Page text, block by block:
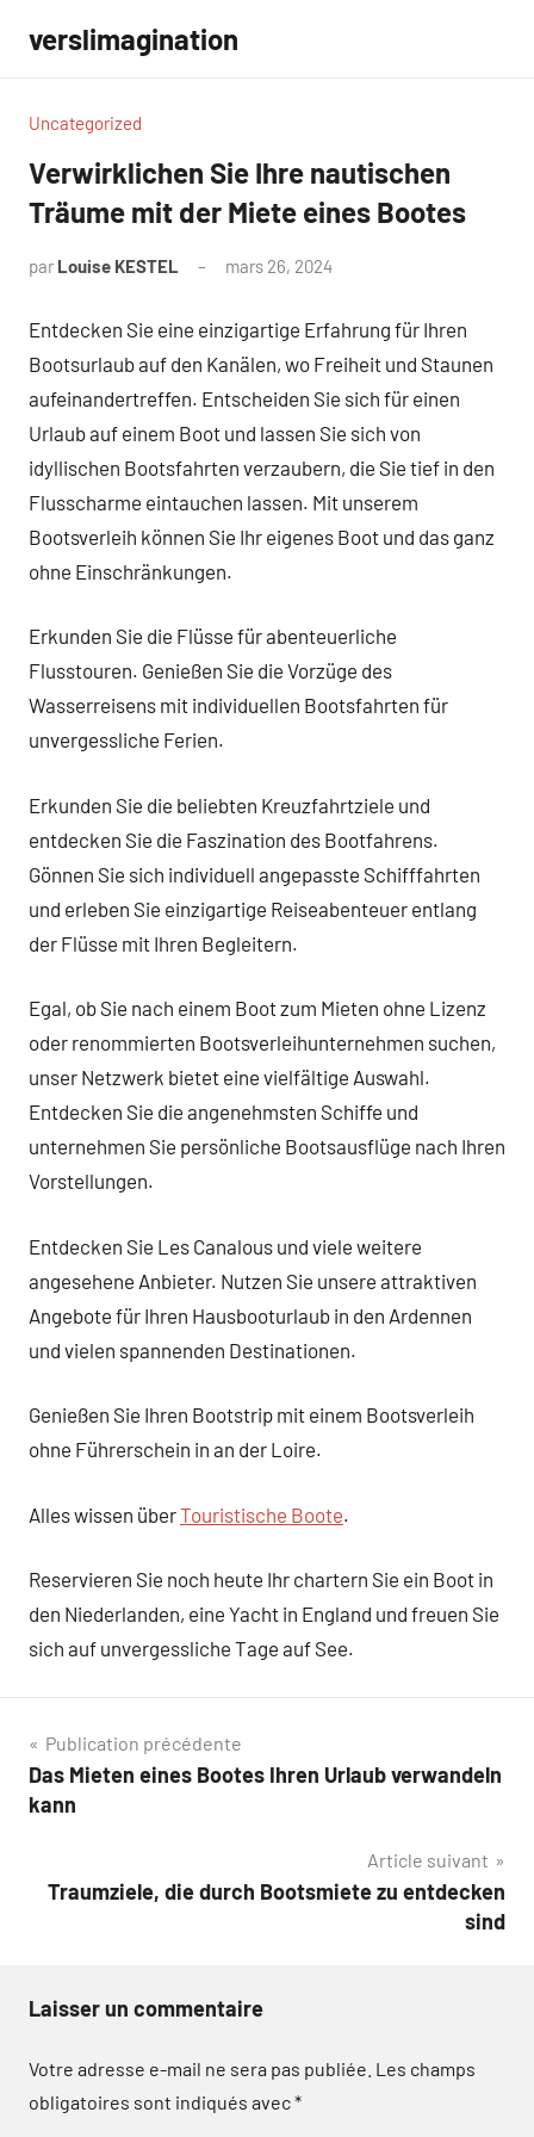
contenu
verslimagination
Uncategorized
Verwirklichen Sie Ihre nautischen
Träume mit der Miete eines Bootes
par Louise KESTEL mars 26, 2024
Entdecken Sie eine einzigartige Erfahrung für Ihren
Bootsurlaub auf den Kanälen, wo Freiheit und Staunen
aufeinandertreffen. Entscheiden Sie sich für einen
Urlaub auf einem Boot und lassen Sie sich von
idyllischen Bootsfahrten verzaubern, die Sie tief in den
Flusscharme eintauchen lassen. Mit unserem
Bootsverleih können Sie Ihr eigenes Boot und das ganz
ohne Einschränkungen.
Erkunden Sie die Flüsse für abenteuerliche
Flusstouren. Genießen Sie die Vorzüge des
Wasserreisens mit individuellen Bootsfahrten für
unvergessliche Ferien.
Erkunden Sie die beliebten Kreuzfahrtziele und
entdecken Sie die Faszination des Bootfahrens.
Gönnen Sie sich individuell angepasste Schifffahrten
und erleben Sie einzigartige Reiseabenteuer entlang
der Flüsse mit Ihren Begleitern.
Egal, ob Sie nach einem Boot zum Mieten ohne Lizenz
oder renommierten Bootsverleihunternehmen suchen,
unser Netzwerk bietet eine vielfältige Auswahl.
Entdecken Sie die angenehmsten Schiffe und
unternehmen Sie persönliche Bootsausflüge nach Ihren
Vorstellungen.
Entdecken Sie Les Canalous und viele weitere
angesehene Anbieter. Nutzen Sie unsere attraktiven
Angebote für Ihren Hausbooturlaub in den Ardennen
und vielen spannenden Destinationen.
Genießen Sie Ihren Bootstrip mit einem Bootsverleih
ohne Führerschein in an der Loire.
Alles wissen überTouristische Boote.
Reservieren Sie noch heute Ihr chartern Sie ein Boot in
den Niederlanden, eine Yacht in England und freuen Sie
sich auf unvergessliche Tage auf See.
Navigation
de
Publication précédente
Das Mieten eines Bootes Ihren Urlaub verwandeln
kann
Article suivant
Traumziele, die durch Bootsmiete zu entdecken
sind
Laisser un commentaire
Votre adresse e-mail ne sera pas publiée. Les champs
obligatoires sont indiqués avec*